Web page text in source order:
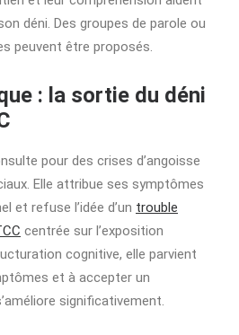
déni. Des groupes de parole ou
peuvent être proposés.
: la sortie du déni
pour des crises d’angoisse
Elle attribue ses symptômes
et refuse l’idée d’un trouble
centrée sur l’exposition
cognitive, elle parvient
et à accepter un
significativement.